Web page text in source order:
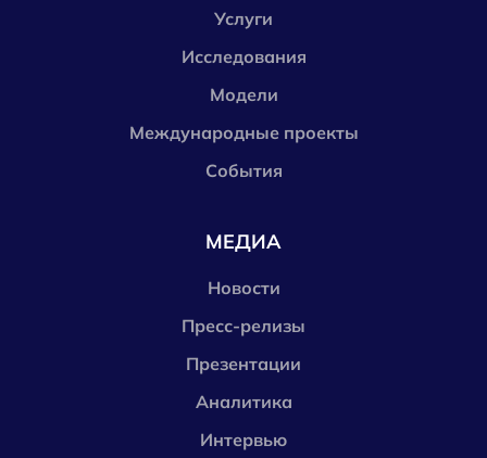
Услуги
Исследования
Модели
Международные проекты
События
МЕДИА
Новости
Пресс-релизы
Презентации
Аналитика
Интервью